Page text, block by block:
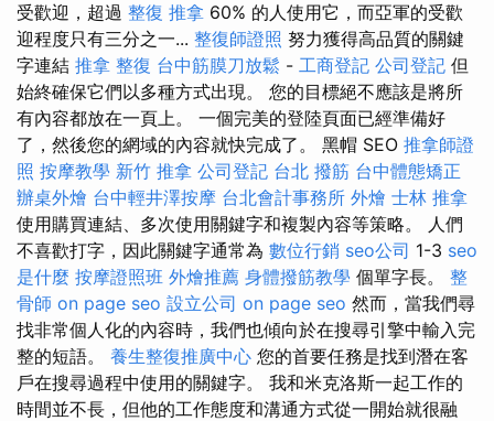
受歡迎，超過 整復 推拿 60% 的人使用它，而亞軍的受歡
迎程度只有三分之一... 整復師證照 努力獲得高品質的關鍵
字連結 推拿 整復 台中筋膜刀放鬆 - 工商登記 公司登記 但
始終確保它們以多種方式出現。 您的目標絕不應該是將所
有內容都放在一頁上。 一個完美的登陸頁面已經準備好
了，然後您的網域的內容就快完成了。 黑帽 SEO 推拿師證
照 按摩教學 新竹 推拿 公司登記 台北 撥筋 台中體態矯正
辦桌外燴 台中輕井澤按摩 台北會計事務所 外燴 士林 推拿
使用購買連結、多次使用關鍵字和複製內容等策略。 人們
不喜歡打字，因此關鍵字通常為 數位行銷 seo公司 1-3 seo
是什麼 按摩證照班 外燴推薦 身體撥筋教學 個單字長。 整
骨師 on page seo 設立公司 on page seo 然而，當我們尋
找非常個人化的內容時，我們也傾向於在搜尋引擎中輸入完
整的短語。 養生整復推廣中心 您的首要任務是找到潛在客
戶在搜尋過程中使用的關鍵字。 我和米克洛斯一起工作的
時間並不長，但他的工作態度和溝通方式從一開始就很融